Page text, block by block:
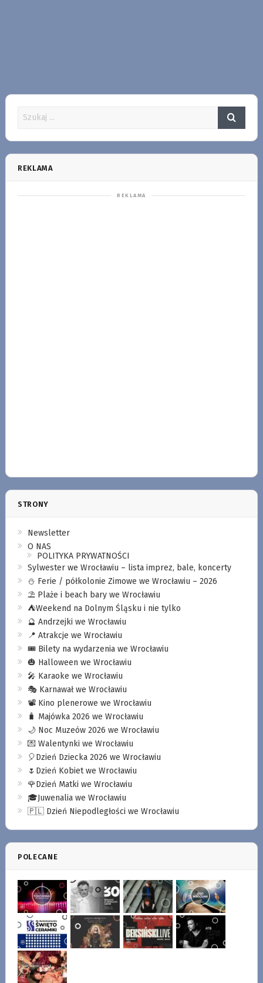
REKLAMA
STRONY
Newsletter
O NAS
POLITYKA PRYWATNOŚCI
Sylwester we Wrocławiu – lista imprez, bale, koncerty
⛄️ Ferie / półkolonie Zimowe we Wrocławiu – 2026
⛱️ Plaże i beach bary we Wrocławiu
⛺️Weekend na Dolnym Śląsku i nie tylko
🔮 Andrzejki we Wrocławiu
📍 Atrakcje we Wrocławiu
🎟️ Bilety na wydarzenia we Wrocławiu
🎃 Halloween we Wrocławiu
🎤 Karaoke we Wrocławiu
🎭 Karnawał we Wrocławiu
📽️ Kino plenerowe we Wrocławiu
🧳 Majówka 2026 we Wrocławiu
🌙 Noc Muzeów 2026 we Wrocławiu
💌 Walentynki we Wrocławiu
🎈Dzień Dziecka 2026 we Wrocławiu
🌷Dzień Kobiet we Wrocławiu
🌹Dzień Matki we Wrocławiu
🎓Juwenalia we Wrocławiu
🇵🇱 Dzień Niepodległości we Wrocławiu
POLECANE